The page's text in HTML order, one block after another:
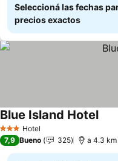
Seleccioná las fechas
precios exactos
3 Estrellas
Hotel
Blue Island HotelVer
7,9 Bueno 325 a 4.3